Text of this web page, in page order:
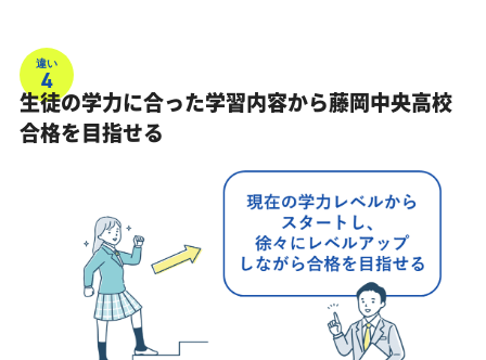
違い
4
生徒の学力に合った学習内容から藤岡中央高校
合格を目指せる